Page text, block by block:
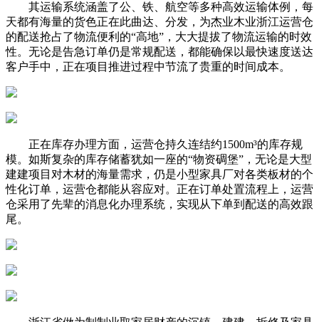
其运输系统涵盖了公、铁、航空等多种高效运输体例，每
天都有海量的货色正在此曲达、分发，为杰业木业浙江运营仓
的配送抢占了物流便利的“高地”，大大提拔了物流运输的时效
性。无论是告急订单仍是常规配送，都能确保以最快速度送达
客户手中，正在项目推进过程中节流了贵重的时间成本。
正在库存办理方面，运营仓持久连结约1500m³的库存规
模。如斯复杂的库存储蓄犹如一座的“物资碉堡”，无论是大型
建建项目对木材的海量需求，仍是小型家具厂对各类板材的个
性化订单，运营仓都能从容应对。正在订单处置流程上，运营
仓采用了先辈的消息化办理系统，实现从下单到配送的高效跟
尾。